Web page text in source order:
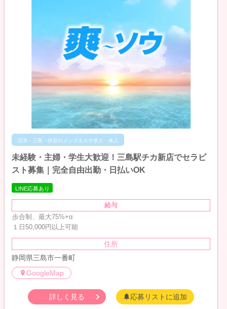
沼津・三島・伊豆のメンズエステ求人・体入
未経験・主婦・学生大歓迎！三島駅チカ新店でセラピ
スト募集｜完全自由出勤・日払いOK
LINE応募あり
給与
歩合制、最大75%+α
１日50,000円以上可能
住所
静岡県三島市一番町
GoogleMap
詳しく見る 応募リストに追加